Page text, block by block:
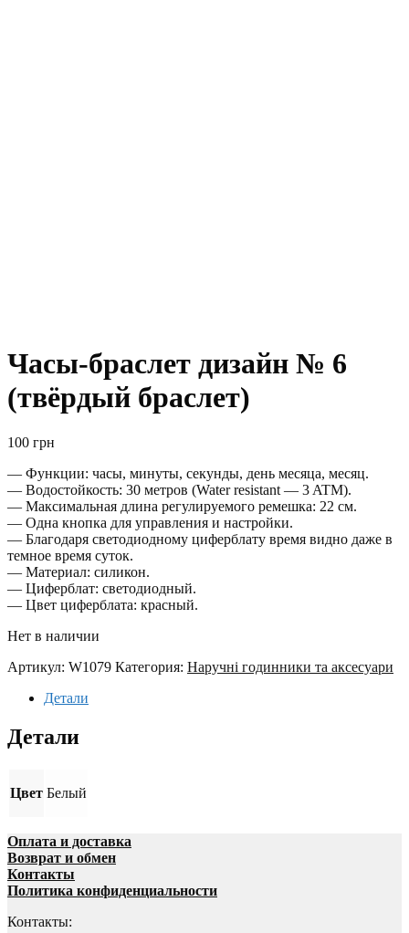
Часы-браслет дизайн № 6
(твёрдый браслет)
100 грн
— Функции: часы, минуты, секунды, день месяца, месяц.
— Водостойкость: 30 метров (Water resistant — 3 ATM).
— Максимальная длина регулируемого ремешка: 22 см.
— Одна кнопка для управления и настройки.
— Благодаря светодиодному циферблату время видно даже в
темное время суток.
— Материал: силикон.
— Циферблат: светодиодный.
— Цвет циферблата: красный.
Нет в наличии
Артикул: W1079 Категория: Наручні годинники та аксесуари
Детали
Детали
Цвет Белый
Оплата и доставка
Возврат и обмен
Контакты
Политика конфиденциальности
Контакты: